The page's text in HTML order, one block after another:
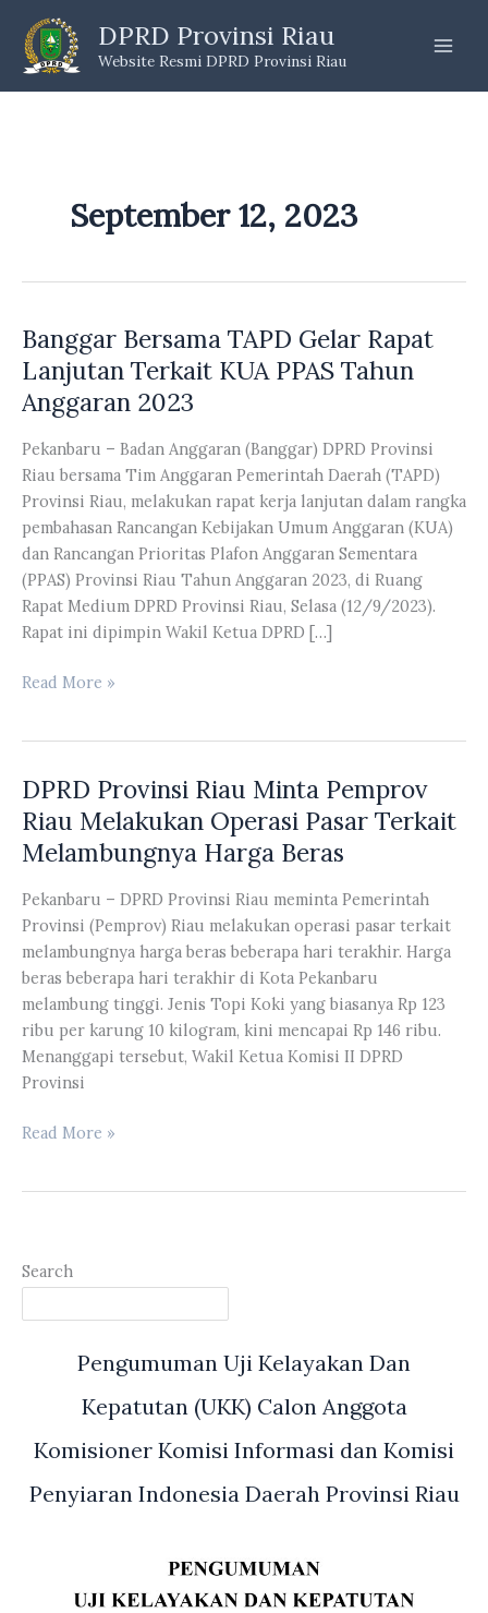
content
DPRD Provinsi Riau
Website Resmi DPRD Provinsi Riau
September 12, 2023
Banggar Bersama TAPD Gelar Rapat
Lanjutan Terkait KUA PPAS Tahun
Anggaran 2023
Pekanbaru – Badan Anggaran (Banggar) DPRD Provinsi
Riau bersama Tim Anggaran Pemerintah Daerah (TAPD)
Provinsi Riau, melakukan rapat kerja lanjutan dalam rangka
pembahasan Rancangan Kebijakan Umum Anggaran (KUA)
dan Rancangan Prioritas Plafon Anggaran Sementara
(PPAS) Provinsi Riau Tahun Anggaran 2023, di Ruang
Rapat Medium DPRD Provinsi Riau, Selasa (12/9/2023).
Rapat ini dipimpin Wakil Ketua DPRD […]
Banggar
Rapat
Lanjutan
Terkait
KUA
PPAS
Tahun
Anggaran
2023
Read More »
DPRD Provinsi Riau Minta Pemprov
Riau Melakukan Operasi Pasar Terkait
Melambungnya Harga Beras
Pekanbaru – DPRD Provinsi Riau meminta Pemerintah
Provinsi (Pemprov) Riau melakukan operasi pasar terkait
melambungnya harga beras beberapa hari terakhir. Harga
beras beberapa hari terakhir di Kota Pekanbaru
melambung tinggi. Jenis Topi Koki yang biasanya Rp 123
ribu per karung 10 kilogram, kini mencapai Rp 146 ribu.
Menanggapi tersebut, Wakil Ketua Komisi II DPRD
Provinsi
DPRD
Riau
Melakukan
Operasi
Beras
Read More »
Search
Pengumuman Uji Kelayakan Dan
Kepatutan (UKK) Calon Anggota
Komisioner Komisi Informasi dan Komisi
Penyiaran Indonesia Daerah Provinsi Riau